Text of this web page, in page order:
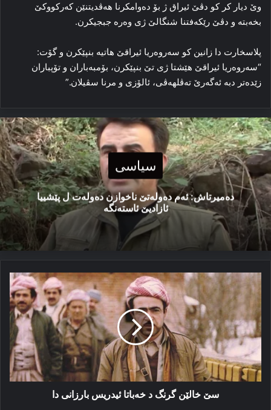
وێ دیار کر کو دڤێ ئیراق ژ بۆ ده‌وامکرنا هه‌ڤدیتنێن که‌رکووکێ
بخه‌بته‌ و دڤێ رێکه‌فتنا شنگالێ ژی وه‌ره‌ جبجیکرن.
پلاسخارت دا زانین کو سه‌روه‌ریا ئیراقێ هاتیه‌ بنپێکرن و گۆت:
“سه‌روه‌ریا ئیراقێ هێشتا ژی تێ بنپێکرن، بۆمبه‌باران و تۆپباران
زێده‌تر دبه‌ ئەگەرێ ته‌ڤلهه‌ڤی، ئالۆزی و مرنا سڤیلان.”
سیاسی
دەمیرتاش: ئەم دەولەتێ ناخوازن دەولەت ل پێشییا
ئازادیێ ئاستەنگە
سێ
خالێن
گرنگ
د
خەباتا
ئیدریس
بارزانی
دا
سێ خالێن گرنگ د خەباتا ئیدریس بارزانی دا